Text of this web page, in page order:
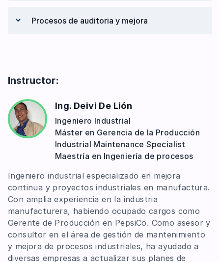
Ejemplos en un proceso Industrial
Procesos de auditoria y mejora
Instructor:
Ing. Deivi De Lión
Ingeniero Industrial
Máster en Gerencia de la Producción
Industrial Maintenance Specialist
Maestría en Ingeniería de procesos
Ingeniero industrial especializado en mejora
continua y proyectos industriales en manufactura.
Con amplia experiencia en la industria
manufacturera, habiendo ocupado cargos como
Gerente de Producción en PepsiCo. Como asesor y
consultor en el área de gestión de mantenimiento
y mejora de procesos industriales, ha ayudado a
diversas empresas a actualizar sus planes de